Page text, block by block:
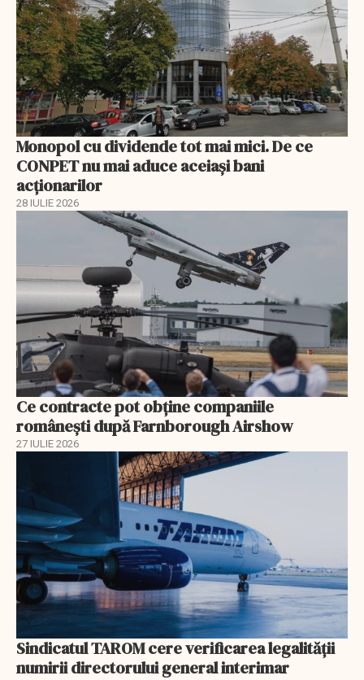
Monopol cu dividende tot mai mici. De ce
CONPET nu mai aduce aceiași bani
acționarilor
28 IULIE 2026
Ce contracte pot obține companiile
românești după Farnborough Airshow
27 IULIE 2026
Sindicatul TAROM cere verificarea legalității
numirii directorului general interimar